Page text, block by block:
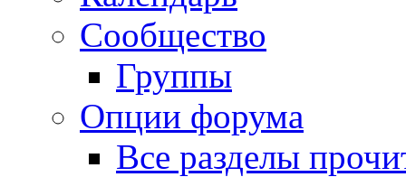
Сообщество
Группы
Опции форума
Все разделы